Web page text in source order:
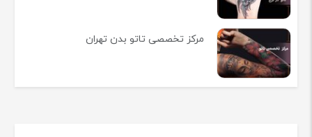
مرکز تخصصی تاتو بدن تهران